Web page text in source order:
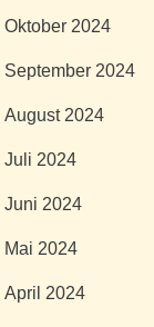
Oktober 2024
September 2024
August 2024
Juli 2024
Juni 2024
Mai 2024
April 2024